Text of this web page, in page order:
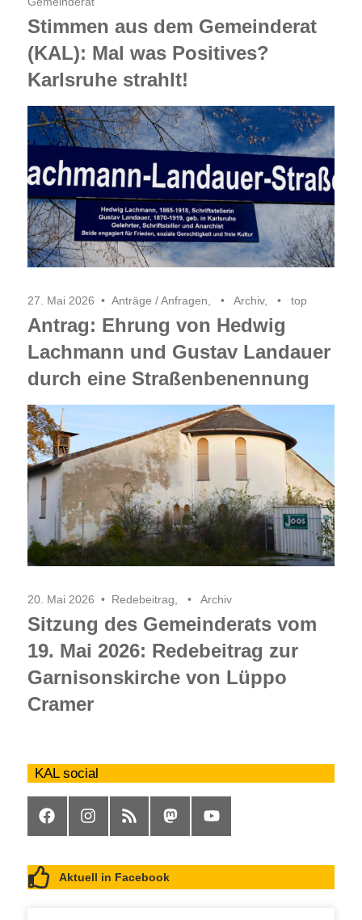
Stimmen aus dem Gemeinderat
(KAL): Mal was Positives?
Karlsruhe strahlt!
27. Mai 2026 Anträge / Anfragen Archiv, top
Antrag: Ehrung von Hedwig
Lachmann und Gustav Landauer
durch eine Straßenbenennung
20. Mai 2026 Redebeitrag Archiv
Sitzung des Gemeinderats vom
19. Mai 2026: Redebeitrag zur
Garnisonskirche von Lüppo
Cramer
KAL social
KAL
auf
KAL
auf
KAL
RSS
KAL
bei
KAL
Aktuell in Facebook